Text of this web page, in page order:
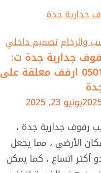
خشب
جدة
ت:
0501986384
باركيه
مشمع
ارضيات
جدة
والرخام تصميم داخلي
جدارية جدة ت:
0501986384 ارفف معلقة على
يونيو 23, 2025
رفوف جدارية جدة ،
الأرضي ، مما يجعل
أكثر اتساع ، كما يمكن